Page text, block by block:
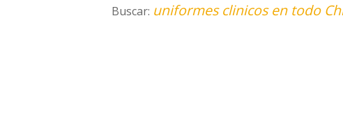
Buscar: uniformes clinicos en todo